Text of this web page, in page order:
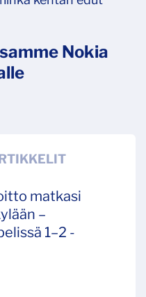
Nokia
matkasi
–
1–2 -